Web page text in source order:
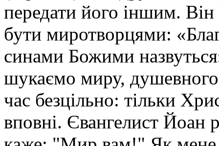
передати його іншим.
бути миротворцями:
синами Божими
шукаємо миру,
час безцільно: тільки
вповні. Євангелист Йоан